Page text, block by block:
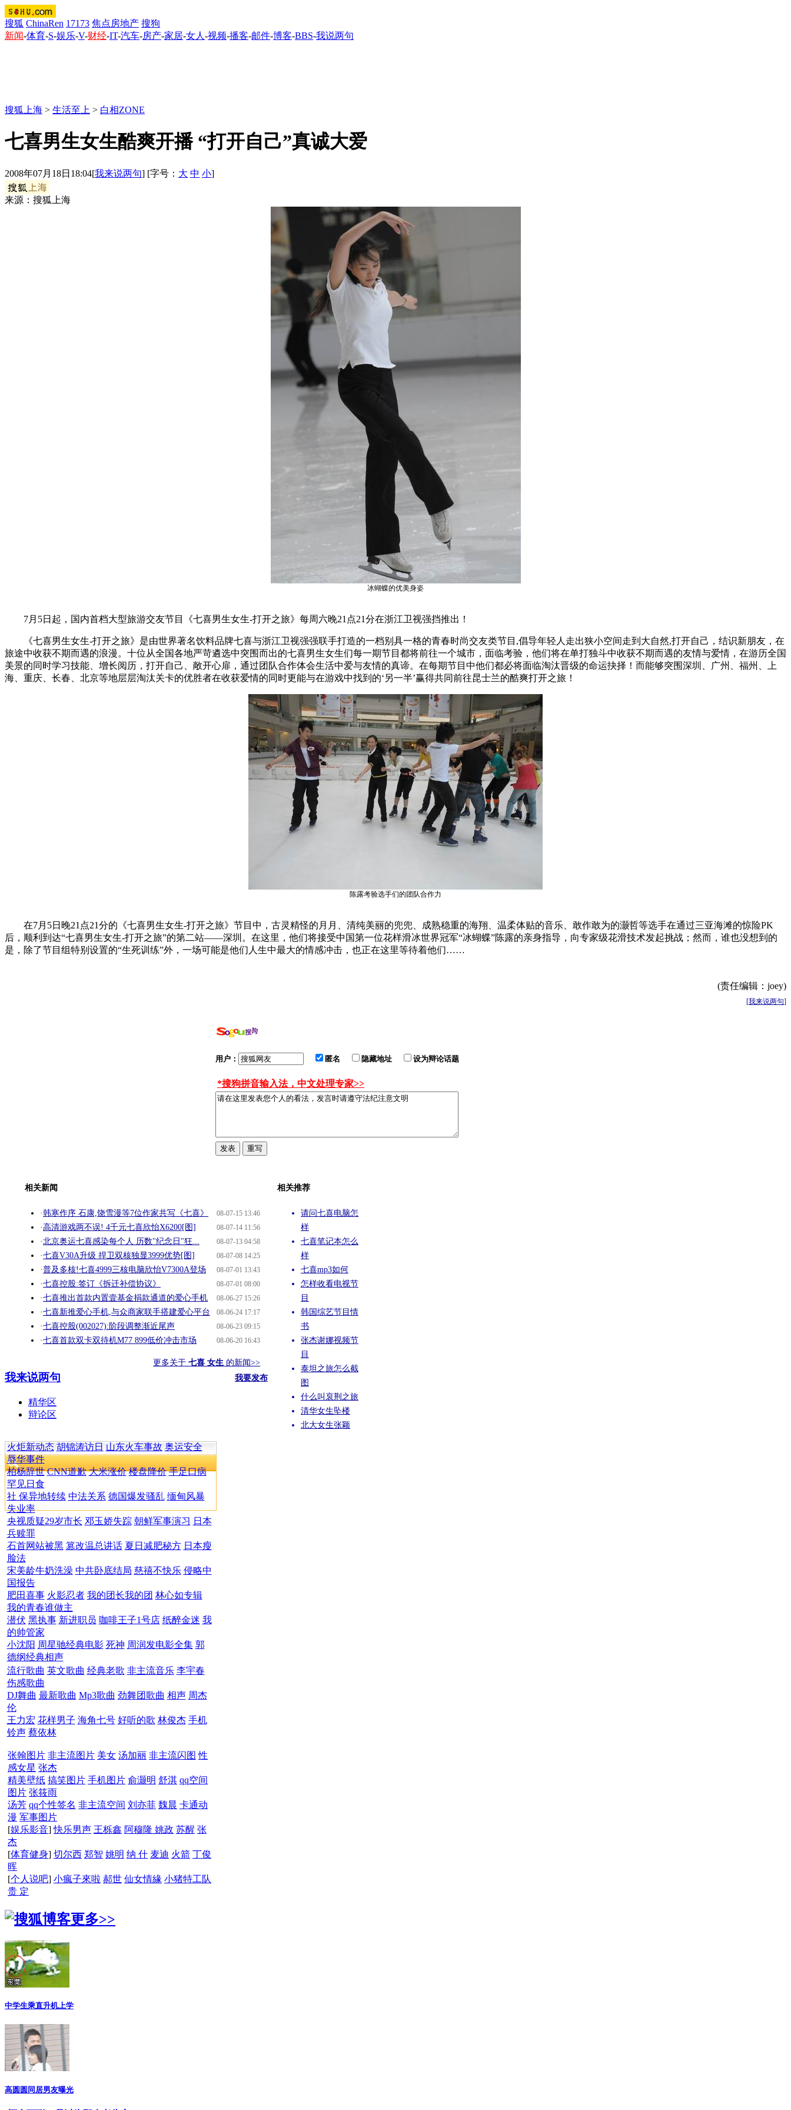
搜狐 ChinaRen 17173 焦点房地产 搜狗
新闻-体育-S-娱乐-V-财经-IT-汽车-房产-家居-女人 -视频-播客-邮件-博客-BBS-我说两句
搜狐上海 > 生活至上 > 白相ZONE
七喜男生女生酷爽开播 “打开自己”真诚大爱
2008年07月18日18:04[我来说两句] [字号： 大 中 小]
来源：搜狐上海
冰蝴蝶的优美身姿
7月5日起，国内首档大型旅游交友节目《七喜男生女生-打开之旅》每周六晚21点21分在浙江卫视强挡推出！
《七喜男生女生-打开之旅》是由世界著名饮料品牌七喜与浙江卫视强强联手打造的一档别具一格的青春时尚交友类节目,倡导年轻人走出狭小空间走到大自然,打开自己，结识新朋友，在
旅途中收获不期而遇的浪漫。十位从全国各地严苛遴选中突围而出的七喜男生女生们每一期节目都将前往一个城市，面临考验，他们将在单打独斗中收获不期而遇的友情与爱情，在游历全国
美景的同时学习技能、增长阅历，打开自己、敞开心扉，通过团队合作体会生活中爱与友情的真谛。在每期节目中他们都必将面临淘汰晋级的命运抉择！而能够突围深圳、广州、福州、上
海、重庆、长春、北京等地层层淘汰关卡的优胜者在收获爱情的同时更能与在游戏中找到的‘另一半’赢得共同前往昆士兰的酷爽打开之旅！
陈露考验选手们的团队合作力
在7月5日晚21点21分的《七喜男生女生-打开之旅》节目中，古灵精怪的月月、清纯美丽的兜兜、成熟稳重的海翔、温柔体贴的音乐、敢作敢为的灏哲等选手在通过三亚海滩的惊险PK
后，顺利到达“七喜男生女生-打开之旅”的第二站——深圳。在这里，他们将接受中国第一位花样滑冰世界冠军“冰蝴蝶”陈露的亲身指导，向专家级花滑技术发起挑战；然而，谁也没想到的
是，除了节目组特别设置的“生死训练”外，一场可能是他们人生中最大的情感冲击，也正在这里等待着他们……
(责任编辑：joey)
[我来说两句]
相关新闻
08-07-15 13:46
·韩寒作序 石康,饶雪漫等7位作家共写《七喜》
08-07-14 11:56
·高清游戏两不误! 4千元七喜欣怡X6200[图]
08-07-13 04:58
·北京奥运七喜感染每个人 历数"纪念日"狂...
08-07-08 14:25
·七喜V30A升级 捍卫双核独显3999优势[图]
08-07-01 13:43
·普及多核!七喜4999三核电脑欣怡V7300A登场
08-07-01 08:00
·七喜控股:签订《拆迁补偿协议》
08-06-27 15:26
·七喜推出首款内置壹基金捐款通道的爱心手机
08-06-24 17:17
·七喜新推爱心手机,与众商家联手搭建爱心平台
08-06-23 09:15
·七喜控股(002027):阶段调整渐近尾声
08-06-20 16:43
·七喜首款双卡双待机M77 899低价冲击市场
更多关于 七喜 女生 的新闻>>
相关推荐
请问七喜电脑怎
样
七喜笔记本怎么
样
七喜mp3如何
怎样收看电视节
目
韩国综艺节目情
书
张杰谢娜视频节
目
泰坦之旅怎么截
图
什么叫裒荆之旅
清华女生坠楼
北大女生张颖
我要发布
用户： 匿名 隐藏地址 设为辩论话题
*搜狗拼音输入法，中文处理专家>>
我来说两句
精华区
辩论区
火炬新动态 胡锦涛访日 山东火车事故 奥运安全
辱华事件
柏杨辞世 CNN道歉 大米涨价 楼盘降价 手足口病
罕见日食
社 保异地转续 中法关系 德国爆发骚乱 缅甸风暴
失业率
央视质疑29岁市长 邓玉娇失踪 朝鲜军事演习 日本
兵赎罪
石首网站被黑 篡改温总讲话 夏日减肥秘方 日本瘦
脸法
宋美龄牛奶洗澡 中共卧底结局 慈禧不快乐 侵略中
国报告
肥田喜事 火影忍者 我的团长我的团 林心如专辑
我的青春谁做主
潜伏 黑执事 新进职员 咖啡王子1号店 纸醉金迷 我
的帅管家
小沈阳 周星驰经典电影 死神 周润发电影全集 郭
德纲经典相声
流行歌曲 英文歌曲 经典老歌 非主流音乐 李宇春
伤感歌曲
DJ舞曲 最新歌曲 Mp3歌曲 劲舞团歌曲 相声 周杰
伦
王力宏 花样男子 海角七号 好听的歌 林俊杰 手机
铃声 蔡依林
张翰图片 非主流图片 美女 汤加丽 非主流闪图 性
感女星 张杰
精美壁纸 搞笑图片 手机图片 俞灏明 舒淇 qq空间
图片 张筱雨
汤芳 qq个性签名 非主流空间 刘亦菲 魏晨 卡通动
漫 军事图片
[娱乐影音]快乐男声 王栎鑫 阿穆隆 姚政 苏醒 张
杰
[体育健身] 切尔西 郑智 姚明 纳 什 麦迪 火箭 丁俊
晖
[个人说吧] 小瘋子來啦 郝世 仙女情緣 小猪特工队
贵 定
更多>>
中学生乘直升机上学
高圆圆同居男友曝光